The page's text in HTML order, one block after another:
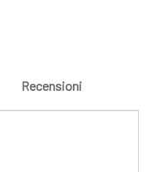
Recensioni